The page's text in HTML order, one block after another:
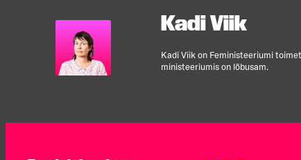
Kadi Viik
Kadi Viik on Feministeeriumi
ministeeriumis on lõbusam.